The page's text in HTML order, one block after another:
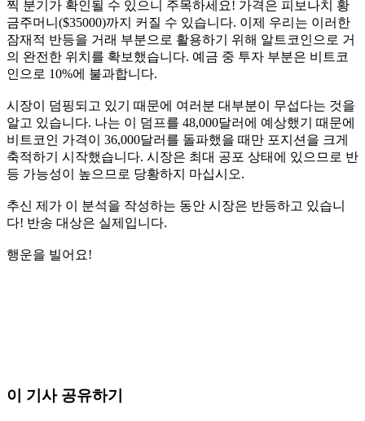
찍 분기가 확인될 수 있으니 주목하세요! 가격은 피보나치 황
금주머니($35000)까지 커질 수 있습니다. 이제 우리는 이러한
잠재적 반등을 거래 부분으로 활용하기 위해 알트코인으로 거
의 완전한 위치를 확보했습니다. 예금 중 투자 부분은 비트코
인으로 10%에 불과합니다.
시장이 덤핑되고 있기 때문에 여러분 대부분이 무섭다는 것을
알고 있습니다. 나는 이 덤프를 48,000달러에 예상했기 때문에
비트코인 ​​가격이 36,000달러를 돌파했을 때만 포지션을 크게
축적하기 시작했습니다. 시장은 최대 공포 상태에 있으므로 반
등 가능성이 높으므로 당황하지 마십시오.
추신 제가 이 분석을 작성하는 동안 시장은 반등하고 있습니
다! 반송 대상은 실제입니다.
행운을 빌어요!
이 기사 공유하기